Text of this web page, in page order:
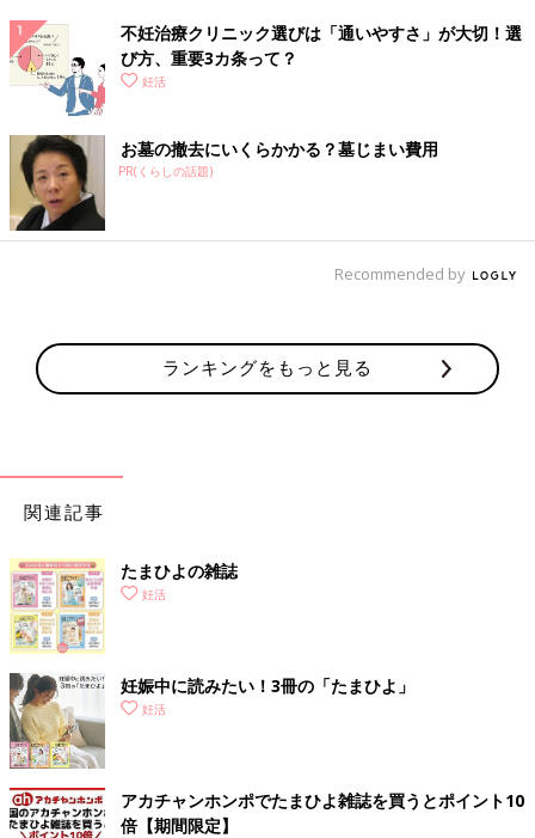
不妊治療クリニック選びは「通いやすさ」が大切！選
び方、重要3カ条って？
妊活
お墓の撤去にいくらかかる？墓じまい費用
PR(くらしの話題)
Recommended by
ランキングをもっと見る
関連記事
たまひよの雑誌
妊活
妊娠中に読みたい！3冊の「たまひよ」
妊活
アカチャンホンポでたまひよ雑誌を買うとポイント10
倍【期間限定】